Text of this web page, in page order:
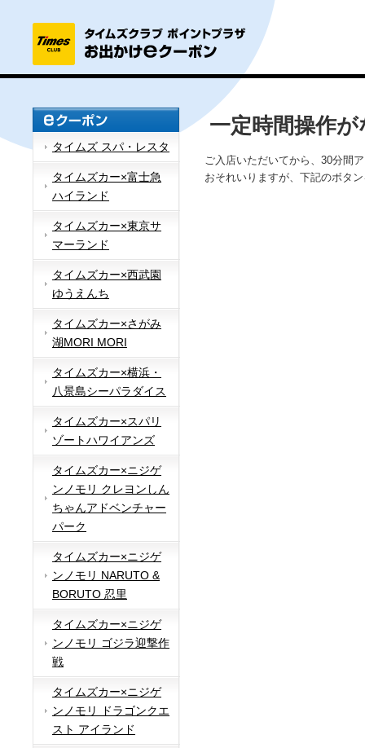
タイムズ スパ・レスタ
タイムズカー×富士急
ハイランド
タイムズカー×東京サ
マーランド
タイムズカー×西武園
ゆうえんち
タイムズカー×さがみ
湖MORI MORI
タイムズカー×横浜・
八景島シーパラダイス
タイムズカー×スパリ
ゾートハワイアンズ
タイムズカー×ニジゲ
ンノモリ クレヨンしん
ちゃんアドベンチャー
パーク
タイムズカー×ニジゲ
ンノモリ NARUTO &
BORUTO 忍里
タイムズカー×ニジゲ
ンノモリ ゴジラ迎撃作
戦
タイムズカー×ニジゲ
ンノモリ ドラゴンクエ
スト アイランド
一定時間操作
ご入店いただいてから、30分間
おそれいりますが、下記のボタ